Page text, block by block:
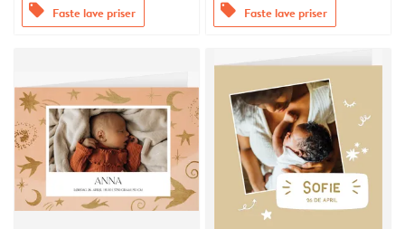
offers Faste lave priser offers Faste lave priser